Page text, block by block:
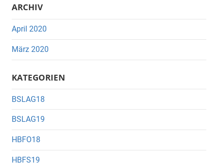
ARCHIV
April 2020
März 2020
KATEGORIEN
BSLAG18
BSLAG19
HBFO18
HBFS19